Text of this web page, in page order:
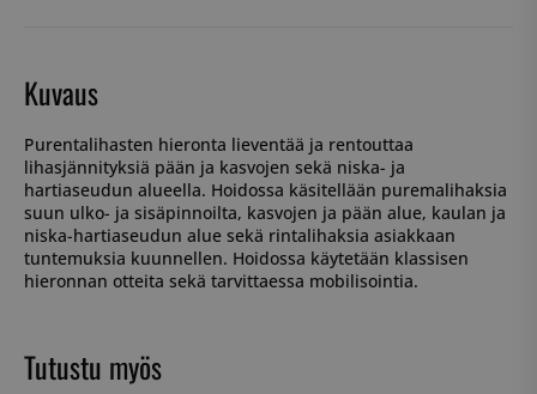
Kuvaus
Purentalihasten hieronta lieventää ja rentouttaa
lihasjännityksiä pään ja kasvojen sekä niska- ja
hartiaseudun alueella. Hoidossa käsitellään puremalihaksia
suun ulko- ja sisäpinnoilta, kasvojen ja pään alue, kaulan ja
niska-hartiaseudun alue sekä rintalihaksia asiakkaan
tuntemuksia kuunnellen. Hoidossa käytetään klassisen
hieronnan otteita sekä tarvittaessa mobilisointia.
Tutustu myös